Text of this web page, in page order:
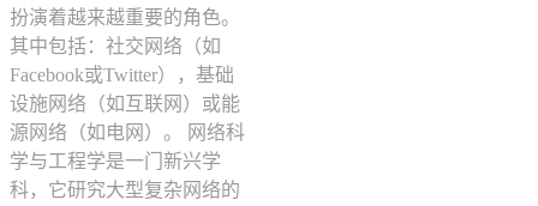
扮演着越来越重要的角色。
其中包括：社交网络（如
Facebook或Twitter），基础
设施网络（如互联网）或能
源网络（如电网）。 网络科
学与工程学是一门新兴学
科，它研究大型复杂网络的